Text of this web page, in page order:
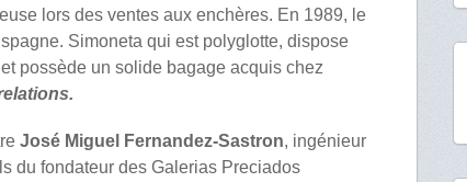
lors des ventes aux enchères. En 1989, le
Simoneta qui est polyglotte, dispose
possède un solide bagage acquis chez
José Miguel Fernandez-Sastron, ingénieur
du fondateur des Galerias Preciados